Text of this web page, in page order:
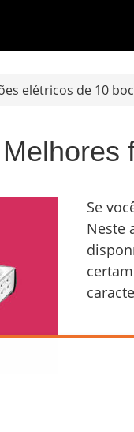
elétricos de 10
Se
Neste